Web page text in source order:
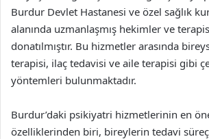
Burdur Devlet Hastanesi ve özel sağlık
alanında uzmanlaşmış hekimler ve
donatılmıştır. Bu hizmetler arasında
terapisi, ilaç tedavisi ve aile terapisi gibi
yöntemleri bulunmaktadır.
Burdur’daki psikiyatri hizmetlerinin en
özelliklerinden biri, bireylerin tedavi